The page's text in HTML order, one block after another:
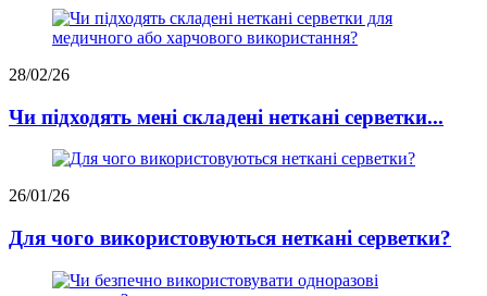
28/02/26
Чи підходять мені складені неткані серветки...
26/01/26
Для чого використовуються неткані серветки?